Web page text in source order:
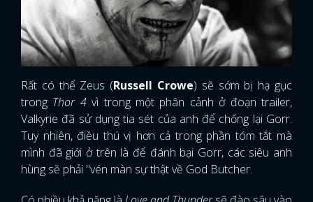
Rất có thể Zeus (Russell Crowe) sẽ sớm bị hạ gục
trong Thor 4vì trong một phân cảnh ở đoạn trailer,
Valkyrie đã sử dụng tia sét của anh để chống lại Gorr.
Tuy nhiên, điều thú vị hơn cả trong phần tóm tắt mà
mình đã giới ở trên là để đánh bại Gorr, các siêu anh
hùng sẽ phải "vén màn sự thật về God Butcher.